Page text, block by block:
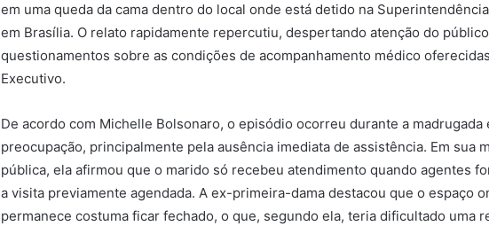
em uma queda da cama dentro do local onde está detido na
em Brasília. O relato rapidamente repercutiu, despertando atenção do
questionamentos sobre as condições de acompanhamento médico
Executivo.
De acordo com Michelle Bolsonaro, o episódio ocorreu durante a madrugada
preocupação, principalmente pela ausência imediata de assistência. Em sua
pública, ela afirmou que o marido só recebeu atendimento quando agentes
a visita previamente agendada. A ex-primeira-dama destacou que o espaço
permanece costuma ficar fechado, o que, segundo ela, teria dificultado uma